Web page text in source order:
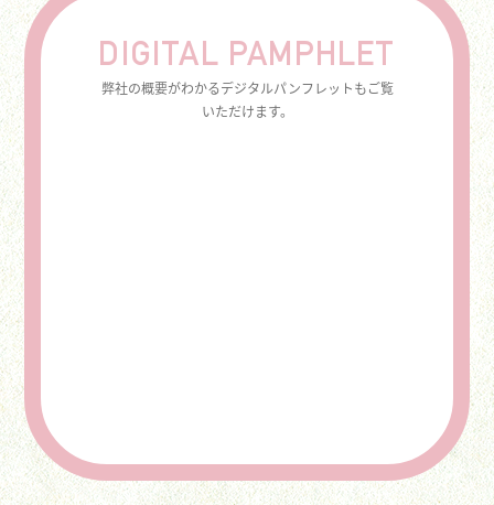
DIGITAL PAMPHLET
弊社の概要がわかるデジタルパンフレットもご覧
いただけます。